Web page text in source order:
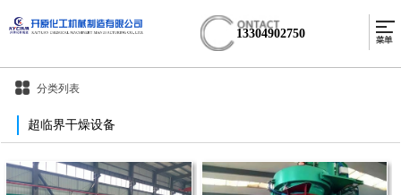
13304902750
分类列表
超临界干燥设备